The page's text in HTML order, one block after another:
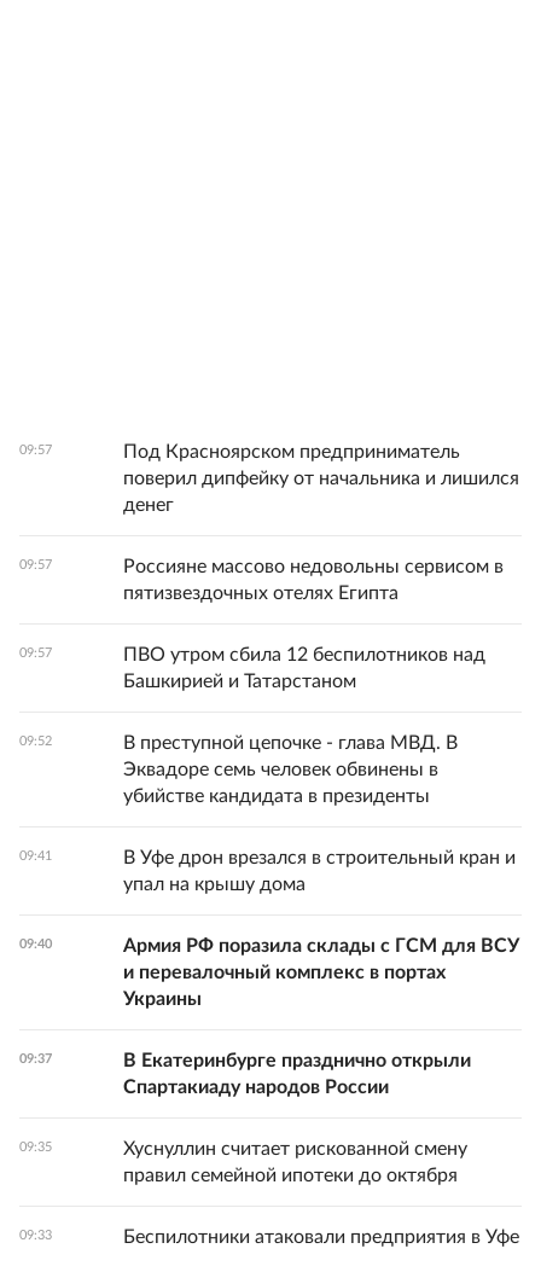
09:57
Под Красноярском предприниматель
поверил дипфейку от начальника и лишился
денег
09:57
Россияне массово недовольны сервисом в
пятизвездочных отелях Египта
09:57
ПВО утром сбила 12 беспилотников над
Башкирией и Татарстаном
09:52
В преступной цепочке - глава МВД. В
Эквадоре семь человек обвинены в
убийстве кандидата в президенты
09:41
В Уфе дрон врезался в строительный кран и
упал на крышу дома
09:40
Армия РФ поразила склады с ГСМ для ВСУ
и перевалочный комплекс в портах
Украины
09:37
В Екатеринбурге празднично открыли
Спартакиаду народов России
09:35
Хуснуллин считает рискованной смену
правил семейной ипотеки до октября
09:33 Беспилотники атаковали предприятия в Уфе